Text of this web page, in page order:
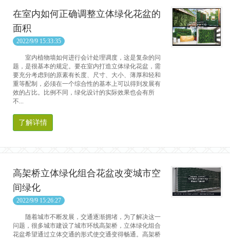
在室内如何正确调整立体绿化花盆的
面积
2022/9/9 15:33:35
室内植物墙如何进行会计处理调度，这是复杂的问
题，是很基本的规定。要在室内打造立体绿化花盆，需
要充分考虑到的原素有长度、尺寸、大小、薄厚和轻和
重等配制，必须在一个综合性的基本上可以得到发展有
效的占比。比例不同，绿化设计的实际效果也会有所
不...
了解详情
高架桥立体绿化组合花盆改变城市空
间绿化
2022/9/9 15:26:27
随着城市不断发展，交通逐渐拥堵，为了解决这一
问题，很多城市建设了城市环线高架桥，立体绿化组合
花盆希望通过立体交通的形式使交通变得畅通。高架桥